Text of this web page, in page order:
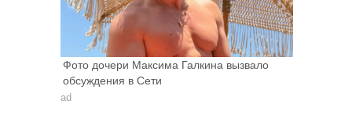
Фото дочери Максима Галкина вызвало
обсуждения в Сети
ad